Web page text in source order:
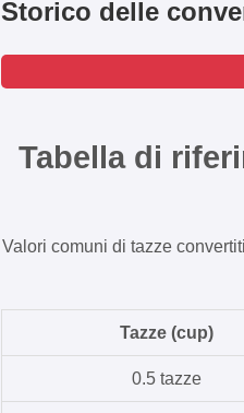
Storico delle
Tabella di
Valori comuni di tazze
Tazze (cup)
0.5 tazze